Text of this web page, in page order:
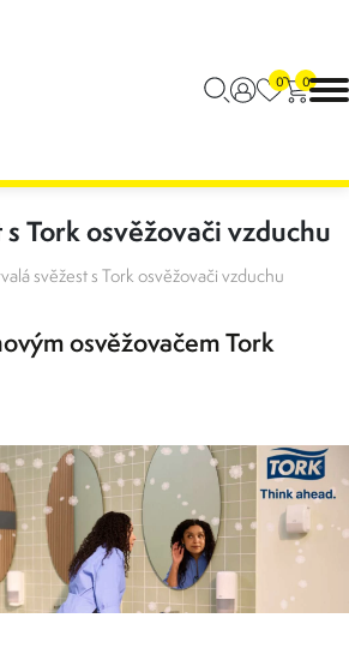
0 0
Tork osvěžovači vzduchu
svěžest s Tork osvěžovači vzduchu
osvěžovačem Tork